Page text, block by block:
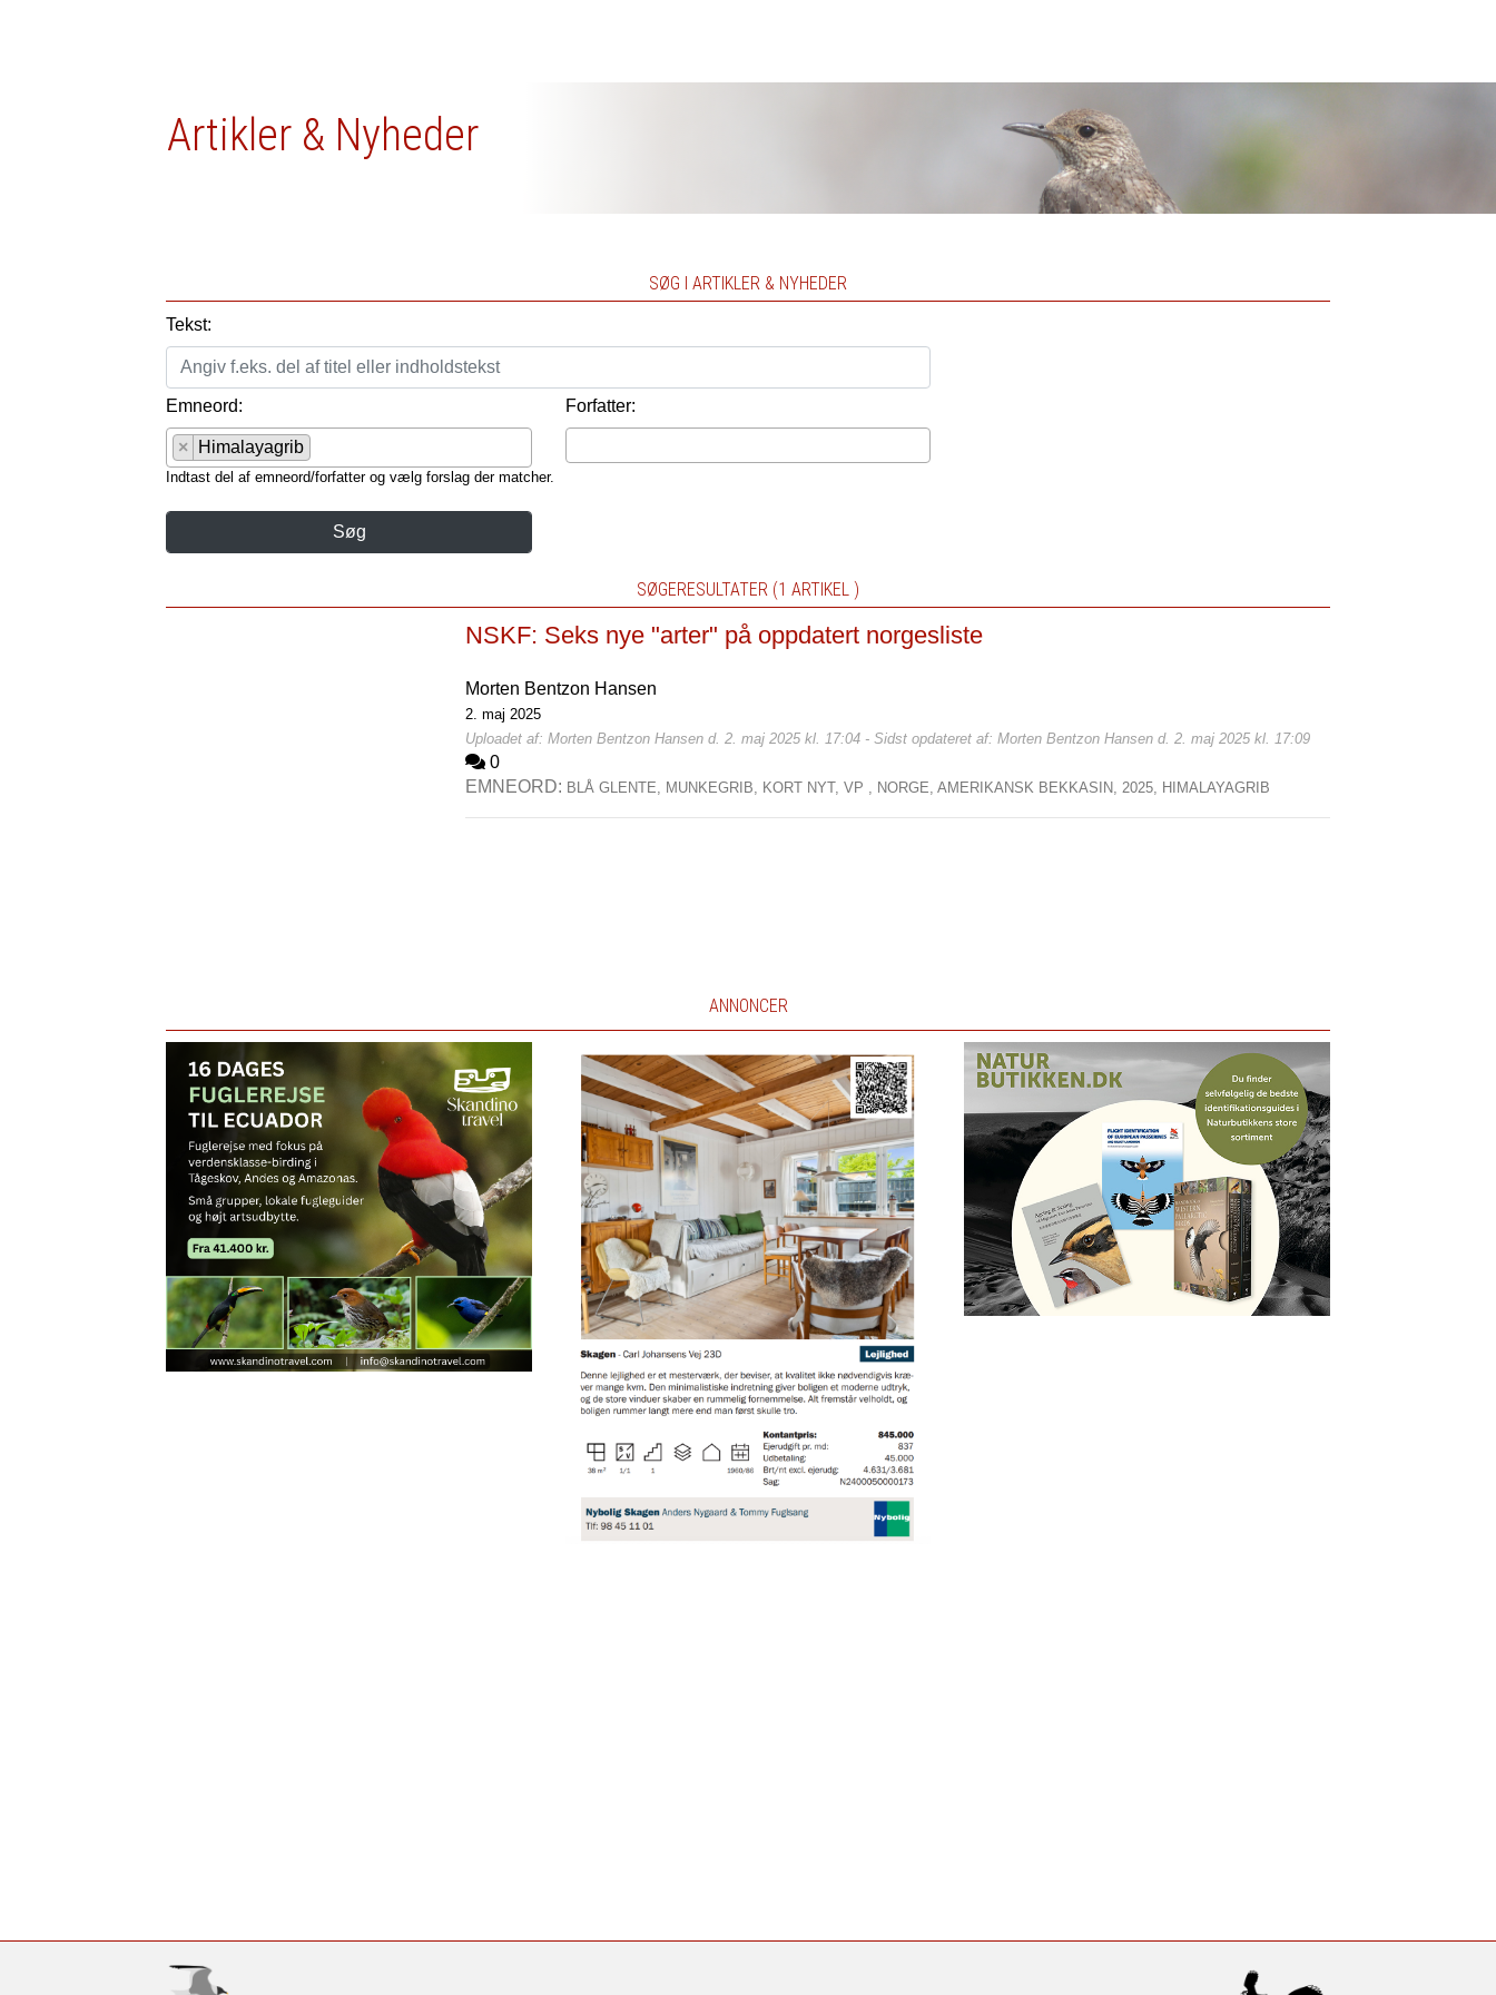
Artikler & Nyheder
SØG I ARTIKLER & NYHEDER
Tekst:
Emneord:
× Himalayagrib
Forfatter:
Indtast del af emneord/forfatter og vælg forslag der matcher.
Søg
SØGERESULTATER (1 ARTIKEL )
NSKF: Seks nye "arter" på oppdatert norgesliste
Morten Bentzon Hansen
2. maj 2025
Uploadet af: Morten Bentzon Hansen d. 2. maj 2025 kl. 17:04 - Sidst opdateret af: Morten Bentzon Hansen d. 2. maj 2025 kl. 17:09
0
EMNEORD: BLÅ GLENTE, MUNKEGRIB, KORT NYT,VP , NORGE,AMERIKANSK BEKKASIN,2025, HIMALAYAGRIB
ANNONCER